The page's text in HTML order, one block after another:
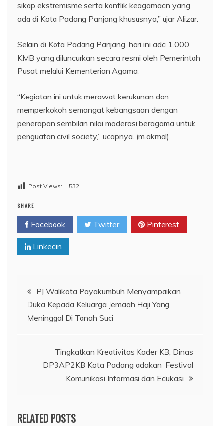
sikap ekstremisme serta konflik keagamaan yang
ada di Kota Padang Panjang khususnya,” ujar Alizar.
Selain di Kota Padang Panjang, hari ini ada 1.000
KMB yang diluncurkan secara resmi oleh Pemerintah
Pusat melalui Kementerian Agama.
“Kegiatan ini untuk merawat kerukunan dan
memperkokoh semangat kebangsaan dengan
penerapan sembilan nilai moderasi beragama untuk
penguatan civil society,” ucapnya. (m.akmal)
Post Views: 532
SHARE
Facebook Twitter Pinterest
Linkedin
Navigasi
pos
PJ Walikota Payakumbuh Menyampaikan
Duka Kepada Keluarga Jemaah Haji Yang
Meninggal Di Tanah Suci
Tingkatkan Kreativitas Kader KB, Dinas
DP3AP2KB Kota Padang adakan Festival
Komunikasi Informasi dan Edukasi
RELATED POSTS